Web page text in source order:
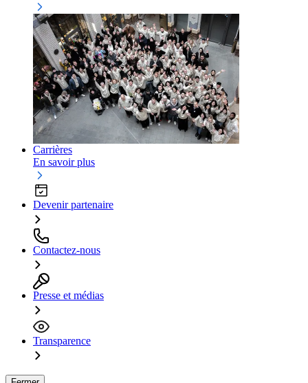
Carrières
En savoir plus
Devenir partenaire
Contactez-nous
Presse et médias
Transparence